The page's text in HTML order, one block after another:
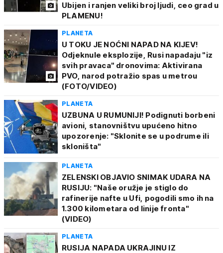
Ubijen i ranjen veliki broj ljudi, ceo grad u
PLAMENU!
PLANETA
U TOKU JE NOĆNI NAPAD NA KIJEV!
Odjeknule eksplozije, Rusi napadaju "iz
svih pravaca" dronovima: Aktivirana
PVO, narod potražio spas u metrou
(FOTO/VIDEO)
PLANETA
UZBUNA U RUMUNIJI! Podignuti borbeni
avioni, stanovništvu upućeno hitno
upozorenje: "Sklonite se u podrume ili
skloništa"
PLANETA
ZELENSKI OBJAVIO SNIMAK UDARA NA
RUSIJU: "Naše oružje je stiglo do
rafinerije nafte u Ufi, pogodili smo ih na
1.300 kilometara od linije fronta"
(VIDEO)
PLANETA
RUSIJA NAPADA UKRAJINU IZ